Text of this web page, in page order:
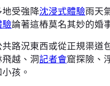
受強降沈浸式體驗雨天
論著這樁莫名其妙的婚
路況東西或從正規渠道
越、洞記者會窟探險、
孩。